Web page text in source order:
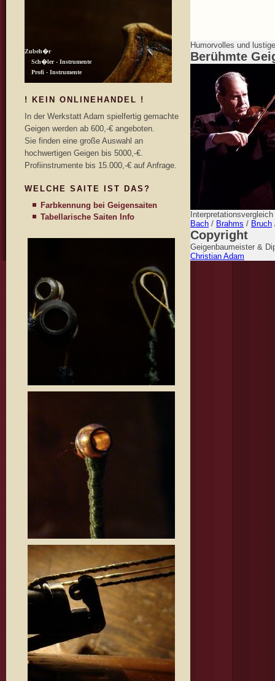
! KEIN ONLINEHANDEL !
In der Werkstatt Adam spielfertig gemachte
Geigen werden ab 600,-€ angeboten.
Sie finden eine große Auswahl an
hochwertigen Geigen bis 5000,-€.
Profiinstrumente bis 15.000,-€ auf Anfrage.
WELCHE SAITE IST DAS?
Farbkennung bei Geigensaiten
Tabellarische Saiten Info
Humorvolles und
Berühmte
Bach / Brahms / Bruch
Copyright
Geigenbaumeister &
Christian Adam